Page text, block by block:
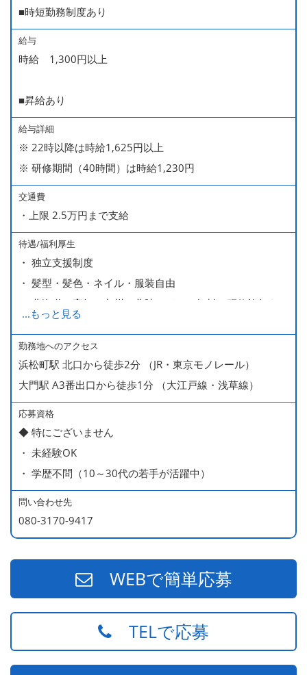
■時短勤務制度あり
給与
時給 1,300円以上
■昇給あり
給与詳細
※ 22時以降は時給1,625円以上
※ 研修期間（40時間）は時給1,230円
交通費
・上限 2.5万円まで支給
待遇/福利厚生
・ 独立支援制度
・ 髪型・髪色・ネイル・服装自由
・ 北海道や高知、九州、北陸などへの無料の研修旅行あり
ます
・ 無料の美味しい まかない食 あり
...もっと見る
勤務地へのアクセス
浜松町駅 北口から徒歩2分 （JR・東京モノレール）
大門駅 A3番出口から徒歩1分 （大江戸線・浅草線）
応募資格
◆ 特にございません
・ 未経験OK
・ 学歴不問（10～30代の若手が活躍中）
問い合わせ先
080-3170-9417
WEBで簡単応募
TELで応募